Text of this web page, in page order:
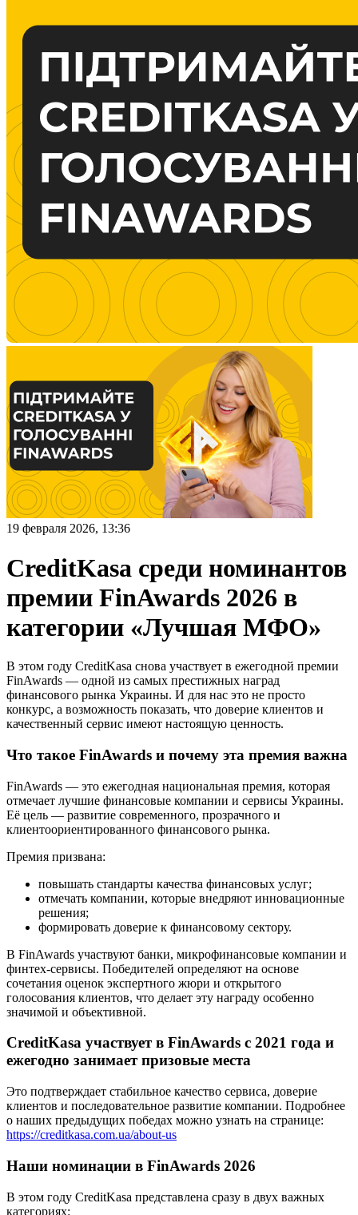
19 февраля 2026, 13:36
CreditKasa среди номинантов
премии FinAwards 2026 в
категории «Лучшая МФО»
В этом году CreditKasa снова участвует в ежегодной премии
FinAwards — одной из самых престижных наград
финансового рынка Украины. И для нас это не просто
конкурс, а возможность показать, что доверие клиентов и
качественный сервис имеют настоящую ценность.
Что такое FinAwards и почему эта премия важна
FinAwards — это ежегодная национальная премия, которая
отмечает лучшие финансовые компании и сервисы Украины.
Её цель — развитие современного, прозрачного и
клиентоориентированного финансового рынка.
Премия призвана:
повышать стандарты качества финансовых услуг;
отмечать компании, которые внедряют инновационные
решения;
формировать доверие к финансовому сектору.
В FinAwards участвуют банки, микрофинансовые компании и
финтех-сервисы. Победителей определяют на основе
сочетания оценок экспертного жюри и открытого
голосования клиентов, что делает эту награду особенно
значимой и объективной.
CreditKasa участвует в FinAwards с 2021 года и
ежегодно занимает призовые места
Это подтверждает стабильное качество сервиса, доверие
клиентов и последовательное развитие компании. Подробнее
о наших предыдущих победах можно узнать на странице:
https://creditkasa.com.ua/about-us
Наши номинации в FinAwards 2026
В этом году CreditKasa представлена сразу в двух важных
категориях: